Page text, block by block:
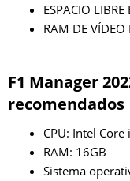
ESPACIO
RAM DE
F1 Manager
recomendados
CPU: Intel
RAM: 16GB
Sistema